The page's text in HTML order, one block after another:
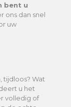
bent u
ons dan snel
uw
tijdloos? Wat
u het
volledig of